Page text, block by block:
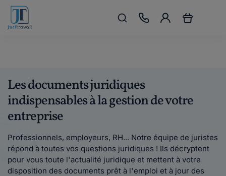
Les documents juridiques
indispensables à la gestion de votre
entreprise
Professionnels, employeurs, RH... Notre équipe de juristes
répond à toutes vos questions juridiques ! Ils décryptent
pour vous toute l'actualité juridique et mettent à votre
disposition des documents prêt à l'emploi et à jour des